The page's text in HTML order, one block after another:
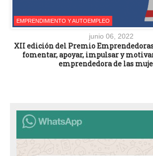
EMPRENDIMIENTO Y AUTOEMPLEO
junio 06, 2022
XII edición del Premio
fomentar, apoyar, impulsar y
emprendedora de las